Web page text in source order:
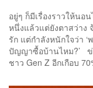
อยู่ๆ ก็มีเรื่องราวให้น
หนึ่งแล้วแต่ยังตาสว่าง
รัก แต่กำลังหนักใจว่า ‘
ปัญญาซื้อบ้านไหม?’ ข่
ชาว Gen Z อีกเกือบ